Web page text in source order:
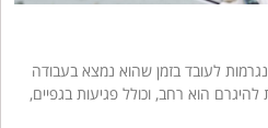
לעובד בזמן שהוא נמצא בעבודה
הוא רחב, וכולל פגיעות בגפיים,